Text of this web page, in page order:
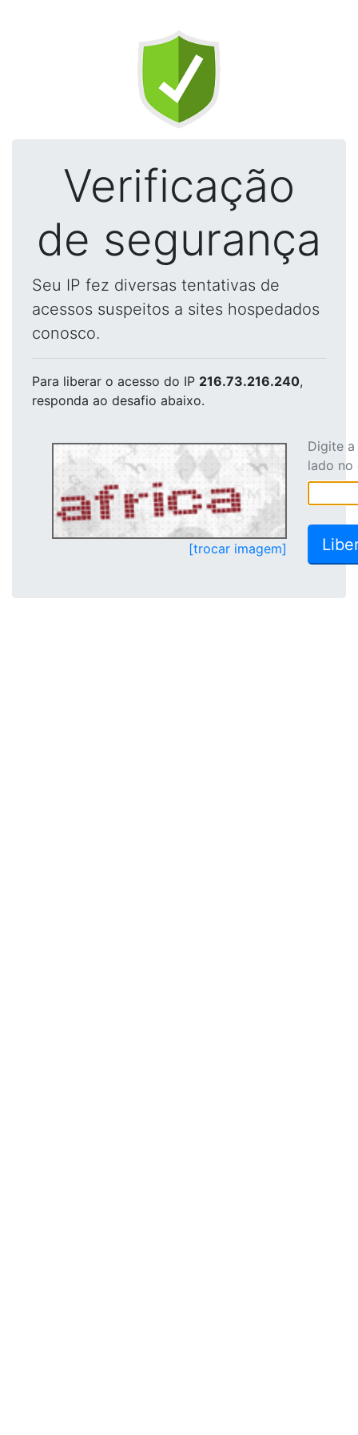
Verificação
de segurança
Seu IP fez diversas tentativas de
acessos suspeitos a sites hospedados
conosco.
Para liberar o acesso do IP 216.73.216.240,
responda ao desafio abaixo.
[trocar imagem]
Digite
lado no